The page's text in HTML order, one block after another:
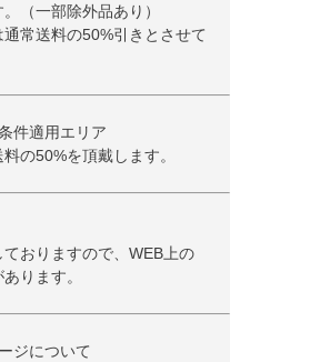
（一部除外品あり）
常送料の50%引きとさせて
件適用エリア
の50%を頂戴します。
おりますので、WEB上の
ります。
ジについて